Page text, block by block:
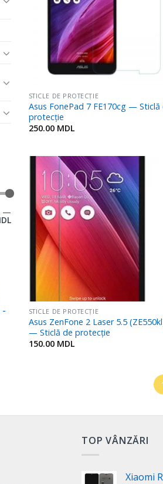
—
-
STICLE DE PROTECȚIE
Asus FonePad 7 FE170cg — Sticlă
protecție
250.00 MDL
Favorite
STICLE DE PROTECȚIE
Asus ZenFone 2 Laser 5.5
— Sticlă de protecție
150.00 MDL
TOP VÂNZĂRI
Xiaomi